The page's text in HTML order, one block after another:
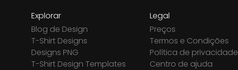
Explorar
Blog de Design
T-Shirt Designs
Designs PNG
T-Shirt Design Templates
Legal
Preços
Termos e Condições
Política de privacidade
Centro de ajuda